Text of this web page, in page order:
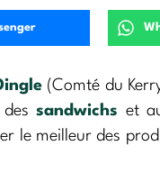
(Comté du
sandwichs et
le meilleur des